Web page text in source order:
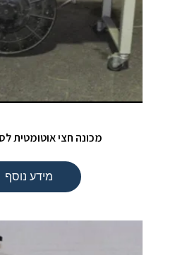
מכונה חצי אוטומטית
מידע נוסף